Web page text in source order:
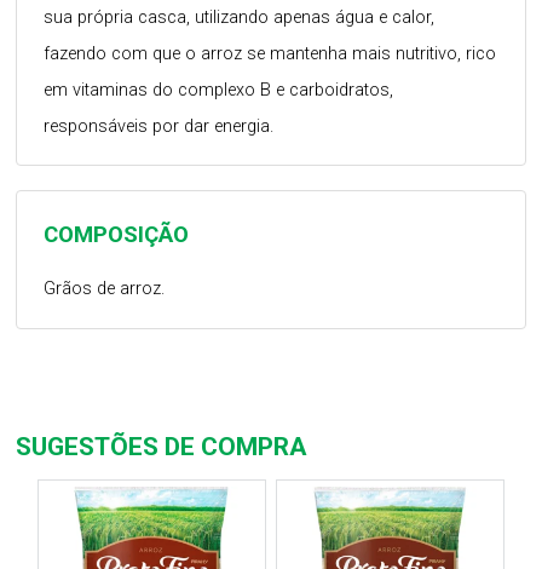
COMPOSIÇÃO
Grãos de arroz.
sua própria casca, utilizando apenas água e calor,
fazendo com que o arroz se mantenha mais nutritivo, rico
em vitaminas do complexo B e carboidratos,
responsáveis por dar energia.
SUGESTÕES DE COMPRA